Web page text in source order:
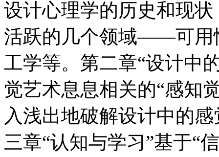
设计心理学的历史和现
活跃的几个领域——可用
工学等。第二章“设计中
觉艺术息息相关的“感知
入浅出地破解设计中的
三章“认知与学习”基于“